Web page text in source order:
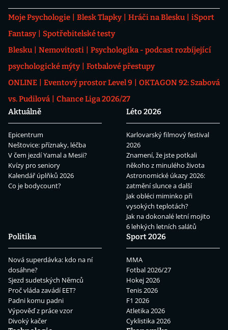
Moje Psychologie Blesk Tlapky Hráči na Blesku
iSport
Fantasy
Spotřebitelské testy
Blesku
Nemovitosti
Psychologika - podcast rozbíjející
psychologické mýty
Fotbalové přestupy
ONLINE
Eventový prostor Level 9
OKTAGON 92: Szabová
vs. Pudilová
Chance Liga 2026/27
Aktuálně
Epicentrum
Neštovice: příznaky, léčba
V čem jezdí Yamal a Mesii?
Kvízy pro seniory
Kalendář úplňků 2026
Co je bodycount?
Léto 2026
Karlovarský filmový festival
2026
Znamení, že jste potkali
někoho z minulého života
Astronomické úkazy 2026:
zatmění slunce a další
Jak obléci miminko při
vysokých teplotách?
Jak na dokonalé letní mojito
6 lehkých letních salátů
Politika
Nová superdávka: kdo na ní
dosáhne?
Sjezd sudetských Němců
Proč vláda zavádí EET?
Padni komu padni
Výpověď z práce vzor
Divoký kačer
Sport 2026
MMA
Fotbal 2026/27
Hokej 2026
Tenis 2026
F1 2026
Atletika 2026
Cyklistika 2026